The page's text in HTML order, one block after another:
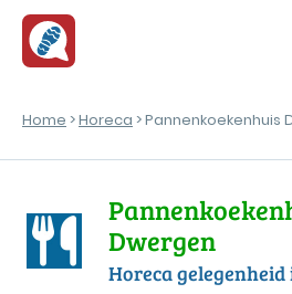
Home >Horeca > Pannenkoekenhuis
Dwergen
Horeca